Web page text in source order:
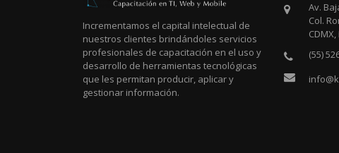
Incrementamos el capital intelectual de
nuestros clientes brindándoles servicios
profesionales de capacitación en el uso y
desarrollo de herramientas tecnológicas
que les permitan producir, aplicar y
gestionar información.
Av.
Col.
(55)